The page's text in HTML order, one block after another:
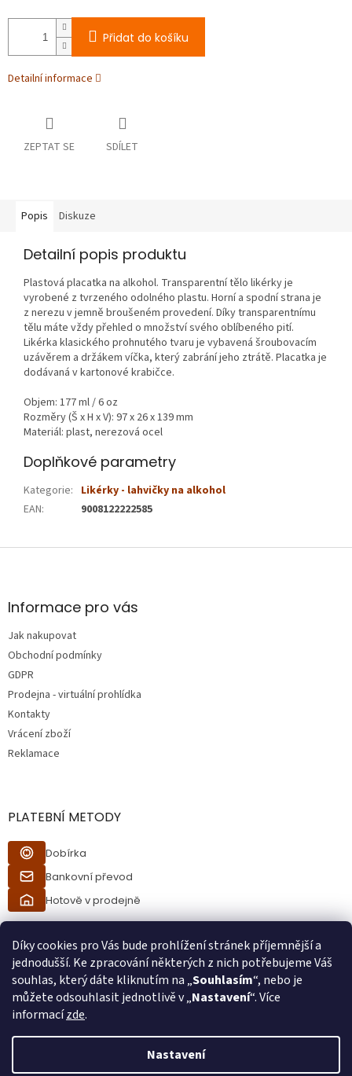
Díky cookies pro Vás bude prohlížení stránek příjemnější a
jednodušší. Ke zpracování některých z nich potřebujeme Váš
souhlas, který dáte kliknutím na „Souhlasím“, nebo je
můžete odsouhlasit jednotlivě v „Nastavení“. Více
informacízde.
Nastavení
Přidat do košíku
Detailní informace
ZEPTAT SE SDÍLET
Popis Diskuze
Detailní popis produktu
Plastová placatka na alkohol. Transparentní tělo likérky je
vyrobené z tvrzeného odolného plastu. Horní a spodní strana je
z nerezu v jemně broušeném provedení. Díky transparentnímu
tělu máte vždy přehled o množství svého oblíbeného pití.
Likérka klasického prohnutého tvaru je vybavená šroubovacím
uzávěrem a držákem víčka, který zabrání jeho ztrátě. Placatka je
dodávaná v kartonové krabičce.
Objem: 177 ml / 6 oz
Rozměry (Š x H x V): 97 x 26 x 139 mm
Materiál: plast, nerezová ocel
Doplňkové parametry
Kategorie: Likérky - lahvičky na alkohol
EAN: 9008122222585
Z
aInformace pro vás
Jak nakupovat
Obchodní podmínky
GDPR
Prodejna - virtuální prohlídka
Kontakty
Vrácení zboží
Reklamace
PLATEBNÍ METODY
Dobírka
Bankovní převod
Hotově v prodejně